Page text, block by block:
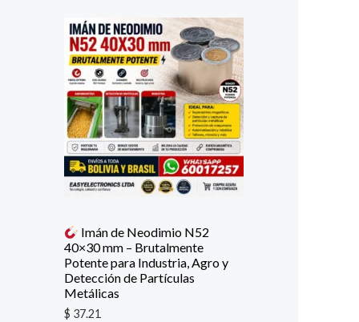
Imán de Neodimio N52
40×30 mm – Brutalmente
Potente para Industria, Agro y
Detección de Partículas
Metálicas
$ 37.21